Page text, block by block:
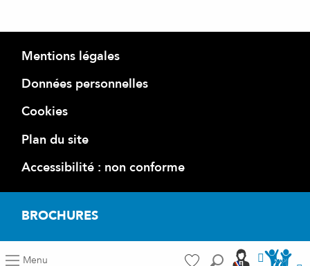
Menu Accéder aus
Mentions légales
Données personnelles
Cookies
Plan du site
Accessibilité : non conforme
BROCHURES